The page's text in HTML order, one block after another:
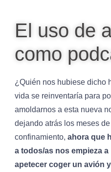
El uso de
como
¿Quién nos hubiese dicho
vida se reinventaría para
amoldarnos a esta nueva
dejando atrás los meses de
confinamiento, ahora que
a todos/as nos empieza a
apetecer coger un avión